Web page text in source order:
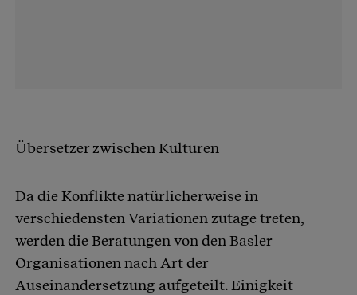
Übersetzer zwischen Kulturen
Da die Konflikte natürlicherweise in
verschiedensten Variationen zutage treten,
werden die Beratungen von den Basler
Organisationen nach Art der
Auseinandersetzung aufgeteilt. Einigkeit